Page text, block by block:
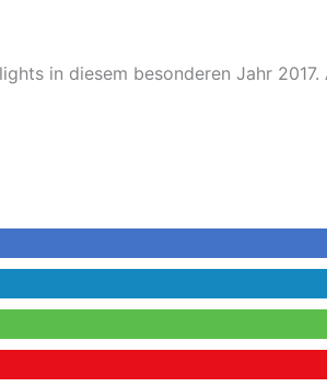
in diesem besonderen Jahr